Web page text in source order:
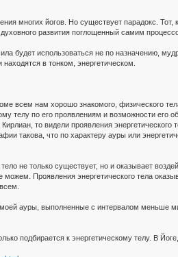
многих йогов. Но существует парадокс.
развития поглощенный самим
будет использоваться не по назначению,
в тонком, энергетическом.
всем нам хорошо знакомого, физического
телу по его проявлениям и возможности его
то видели проявления
такова, что по характеру ауры или
не только существует, но и оказывает
Проявления энергетического тела
ауры, выполненные с интервалом меньше
подбирается к энергетическому телу. В